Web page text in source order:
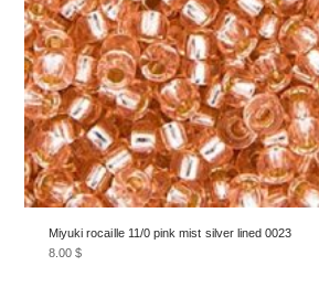
Miyuki rocaille 11/0 pink mist silver lined 0023
8.00$